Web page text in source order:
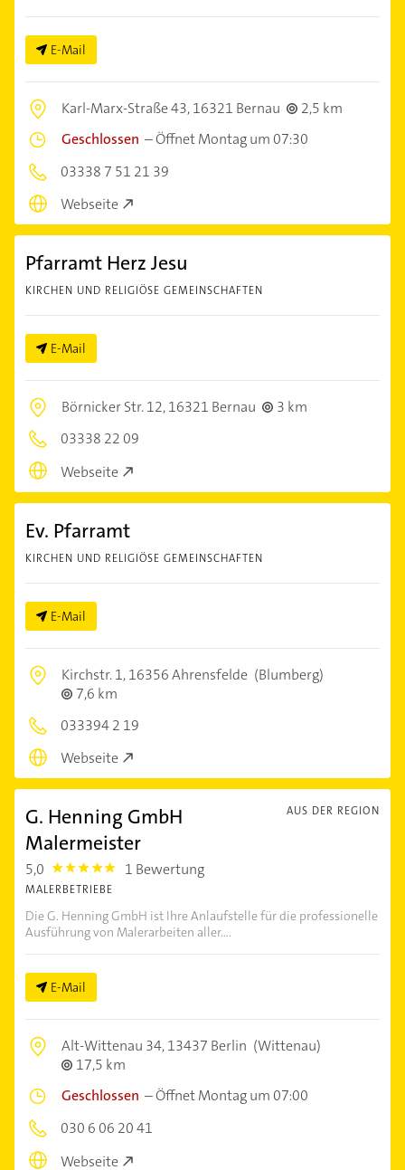
E-Mail
Karl-Marx-Straße 43,16321 Bernau
2,5 km
Geschlossen –Öffnet Montag um 07:30
03338 7 51 21 39
Webseite
Pfarramt Herz Jesu
KIRCHEN UND RELIGIÖSE GEMEINSCHAFTEN
E-Mail
Börnicker Str. 12,16321 Bernau
3 km
03338 22 09
Webseite
Ev. Pfarramt
KIRCHEN UND RELIGIÖSE GEMEINSCHAFTEN
E-Mail
Kirchstr. 1,16356 Ahrensfelde (Blumberg)
7,6 km
033394 2 19
Webseite
AUS DER REGION
G. Henning GmbH
Malermeister
5,0 5.0 1 Bewertung
MALERBETRIEBE
Die G. Henning GmbH ist Ihre Anlaufstelle für die professionelle
Ausführung von Malerarbeiten aller....
E-Mail
Alt-Wittenau 34,13437 Berlin (Wittenau)
17,5 km
Geschlossen –Öffnet Montag um 07:00
030 6 06 20 41
Webseite